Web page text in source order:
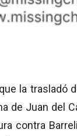
la trasladó
de Juan del
contra